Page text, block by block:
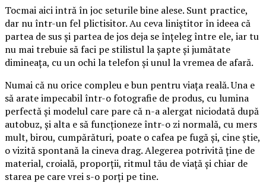
Tocmai aici intră în joc seturile bine alese. Sunt practice,
dar nu într-un fel plictisitor. Au ceva liniștitor în ideea că
partea de sus și partea de jos deja se înțeleg între ele, iar tu
nu mai trebuie să faci pe stilistul la șapte și jumătate
dimineața, cu un ochi la telefon și unul la vremea de afară.
Numai că nu orice compleu e bun pentru viața reală. Una e
să arate impecabil într-o fotografie de produs, cu lumina
perfectă și modelul care pare că n-a alergat niciodată după
autobuz, și alta e să funcționeze într-o zi normală, cu mers
mult, birou, cumpărături, poate o cafea pe fugă și, cine știe,
o vizită spontană la cineva drag. Alegerea potrivită ține de
material, croială, proporții, ritmul tău de viață și chiar de
starea pe care vrei s-o porți pe tine.